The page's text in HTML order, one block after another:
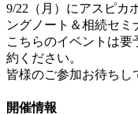
9/22（月）にアスピカ
ングノート＆相続セミ
こちらのイベントは
約ください。
皆様のご参加お待ちし
開催情報